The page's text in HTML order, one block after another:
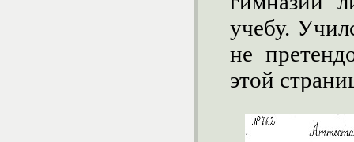
учебу.
не
этой